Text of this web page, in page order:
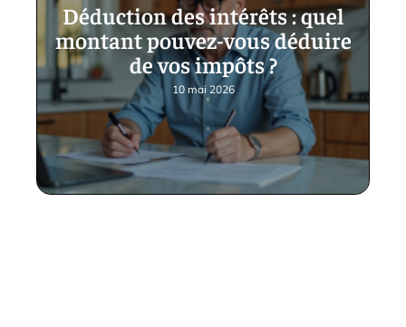
Déduction des intérêts : quel
montant pouvez-vous déduire
de vos impôts ?
10 mai 2026